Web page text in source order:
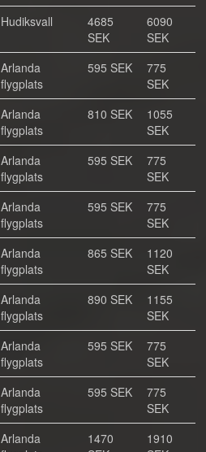
Hudiksvall
4685
SEK
6090
SEK
Arlanda
flygplats
595 SEK
775
SEK
Arlanda
flygplats
810 SEK
1055
SEK
Arlanda
flygplats
595 SEK
775
SEK
Arlanda
flygplats
595 SEK
775
SEK
Arlanda
flygplats
865 SEK
1120
SEK
Arlanda
flygplats
890 SEK
1155
SEK
Arlanda
flygplats
595 SEK
775
SEK
Arlanda
flygplats
595 SEK
775
SEK
Arlanda
1470
1910